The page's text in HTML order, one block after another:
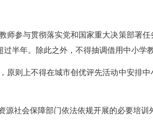
参与贯彻落实党和国家重大决策部署任
半年。除此之外，不得抽调借用中小学
则上不得在城市创优评先活动中安排中
社会保障部门依法依规开展的必要培训